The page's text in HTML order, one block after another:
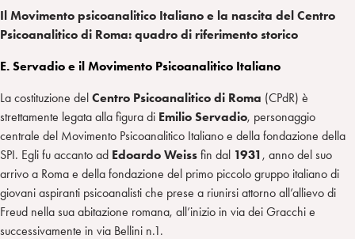
Il Movimento psicoanalitico Italiano e la nascita del Centro
Psicoanalitico di Roma: quadro di riferimento storico
E. Servadio e il Movimento Psicoanalitico Italiano
La costituzione del Centro Psicoanalitico di Roma (CPdR) è
strettamente legata alla figura di Emilio Servadio, personaggio
centrale del Movimento Psicoanalitico Italiano e della fondazione della
SPI. Egli fu accanto ad Edoardo Weiss fin dal 1931 , anno del suo
arrivo a Roma e della fondazione del primo piccolo gruppo italiano di
giovani aspiranti psicoanalisti che prese a riunirsi attorno all’allievo di
Freud nella sua abitazione romana, all’inizio in via dei Gracchi e
successivamente in via Bellini n.1.